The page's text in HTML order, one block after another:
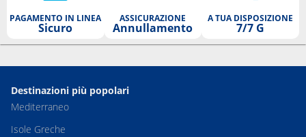
PAGAMENTO IN LINEA
Sicuro
ASSICURAZIONE
Annullamento
A TUA DISPOSIZIONE
7/7 G
Destinazioni più popolari
Mediterraneo
Isole Greche